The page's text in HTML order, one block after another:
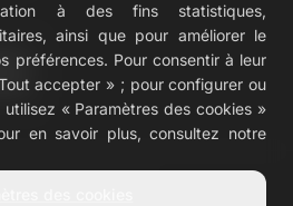
à des fins statistiques,
ainsi que pour améliorer le
préférences. Pour consentir à leur
accepter » ; pour configurer ou
« Paramètres des cookies »
en savoir plus, consultez notre